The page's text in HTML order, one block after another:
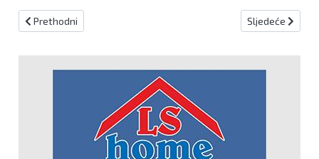
Prethodni članak: Najavljene radarske kontrole za 29.4.2022.
Prethodni Sljedeći
Sljedeće